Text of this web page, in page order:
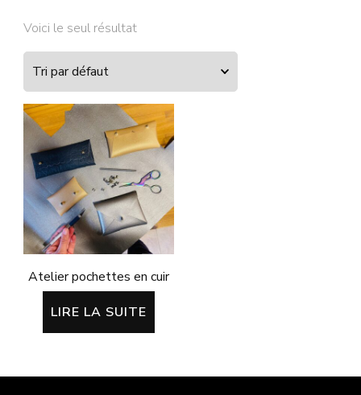
Voici le seul résultat
Atelier pochettes en cuir
LIRE LA SUITE